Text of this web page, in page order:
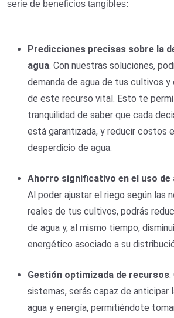
serie de beneficios tangibles:
Predicciones precisas sobre la
agua. Con nuestras soluciones,
demanda de agua de tus cultivos y
de este recurso vital. Esto te
tranquilidad de saber que cada
está garantizada, y reducir costos
desperdicio de agua.
Ahorro significativo en el uso de
Al poder ajustar el riego según las
reales de tus cultivos, podrás
de agua y, al mismo tiempo,
energético asociado a su
Gestión optimizada de recursos.
sistemas, serás capaz de anticipar
agua y energía, permitiéndote